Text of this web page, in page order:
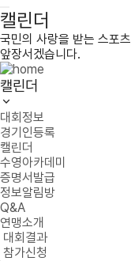
캘린더
국민의 사랑을 받는 스포
앞장서겠습니다.
캘린더
대회정보
경기인등록
캘린더
수영아카데미
증명서발급
정보알림방
Q&A
연맹소개
대회결과
참가신청